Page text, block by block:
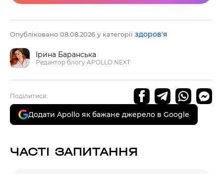
Опубліковано 08.08.2026 у категорії здоров'я
Ірина Баранська
Редактор блогу APOLLO NEXT
Поділитися:
Додати Apollo як бажане джерело в Google
ЧАСТІ ЗАПИТАННЯ